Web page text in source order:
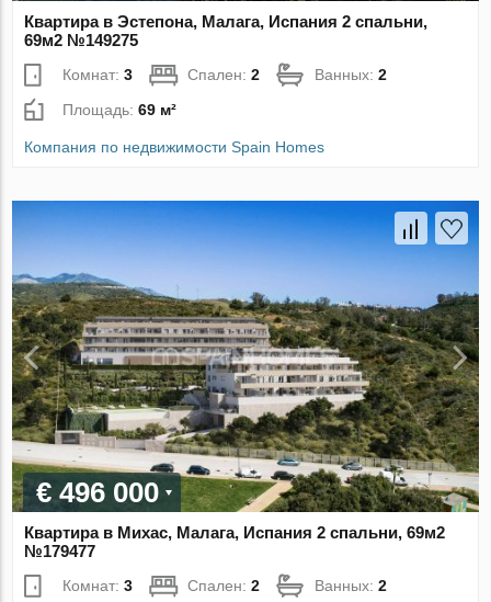
Квартира в Эстепона, Малага, Испания 2 спальни,
69м2 №149275
Комнат:3 Спален:2 Ванных:2
Площадь:69 м²
Компания по недвижимости Spain Homes
€ 496 000
Квартира в Михас, Малага, Испания 2 спальни, 69м2
№179477
Комнат:3 Спален:2 Ванных:2